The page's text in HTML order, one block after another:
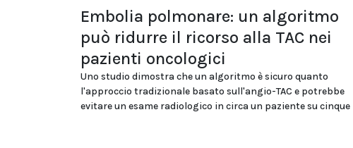
Embolia polmonare: un algoritmo
può ridurre il ricorso alla TAC nei
pazienti oncologici
Uno studio dimostra che un algoritmo è sicuro quanto
l'approccio tradizionale basato sull'angio-TAC e potrebbe
evitare un esame radiologico in circa un paziente su cinque